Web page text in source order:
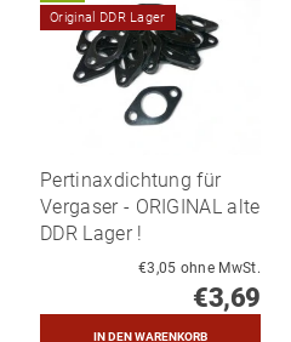
Original DDR Lager
Pertinaxdichtung für
Vergaser - ORIGINAL alte
DDR Lager !
€3,05 ohne MwSt.
€3,69